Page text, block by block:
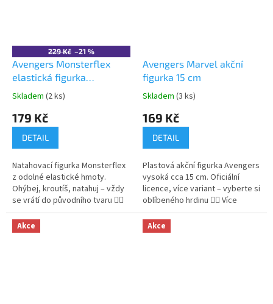
229 Kč –21 %
Avengers Monsterflex
elastická figurka
superhrdina
Průměrné
produktu
5
hvězdiček.
Skladem (2 ks)
179 Kč
DETAIL
Natahovací figurka Monsterflex
z odolné elastické hmoty.
Ohýbej, kroutíš, natahuj – vždy
se vrátí do původního tvaru 🦸‍♂️
Více produktů s
motivem 👉 AVENGERS
Avengers Marvel akční
figurka 15 cm
Průměrné
produktu
5
hvězdiček.
Skladem (3 ks)
169 Kč
DETAIL
Plastová akční figurka Avengers
vysoká cca 15 cm. Oficiální
licence, více variant – vyberte si
oblíbeného hrdinu 🦸‍♂️ Více
produktů s
motivem 👉 AVENGERS
Akce Akce